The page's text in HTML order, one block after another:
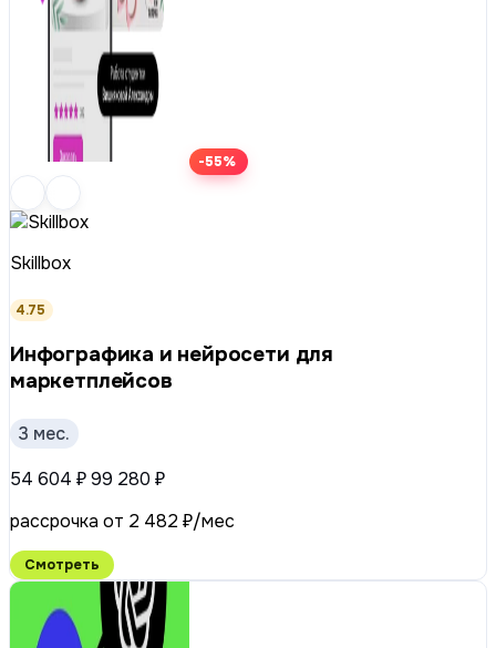
-55%
Skillbox
4.75
Инфографика и нейросети для
маркетплейсов
3 мес.
54 604 ₽99 280 ₽
рассрочка от 2 482 ₽/мес
Смотреть